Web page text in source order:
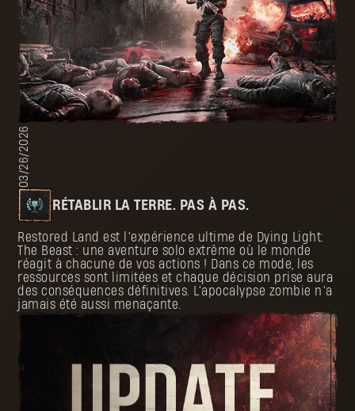
03/26/2026
RÉTABLIR LA TERRE. PAS À PAS.
Restored Land est l’expérience ultime de Dying Light:
The Beast : une aventure solo extrême où le monde
réagit à chacune de vos actions ! Dans ce mode, les
ressources sont limitées et chaque décision prise aura
des conséquences définitives. L’apocalypse zombie n’a
jamais été aussi menaçante.